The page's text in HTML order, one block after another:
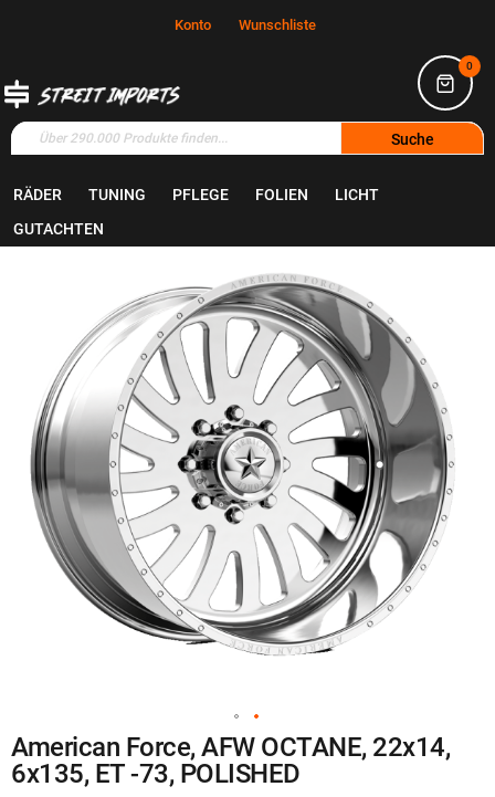
Konto Wunschliste
0
Suche
RÄDER TUNING PFLEGE FOLIEN
LICHT
GUTACHTEN
Zum
Ende
Zum
Anfang
der
Bildgalerie
American Force, AFW OCTANE, 22x14,
6x135, ET -73, POLISHED